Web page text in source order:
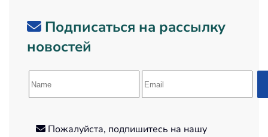
Подписаться на рассылку
новостей
Пожалуйста, подпишитесь на нашу